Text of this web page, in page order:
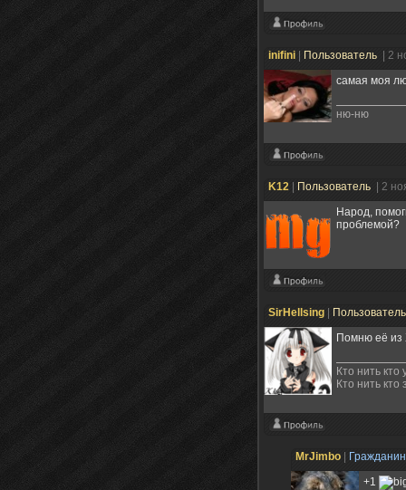
inifini Пользователь
| 2
самая моя
ню-ню
K12 Пользователь
| 2
Народ,
проблемой?
SirHellsing
Помню её из
Кто нить
Кто нить
MrJimbo
+1